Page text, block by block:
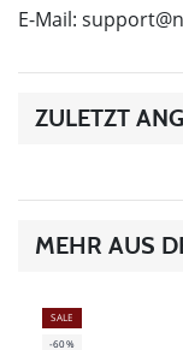
E-Mail:
ZULETZT
MEHR AUS
SALE
-60%